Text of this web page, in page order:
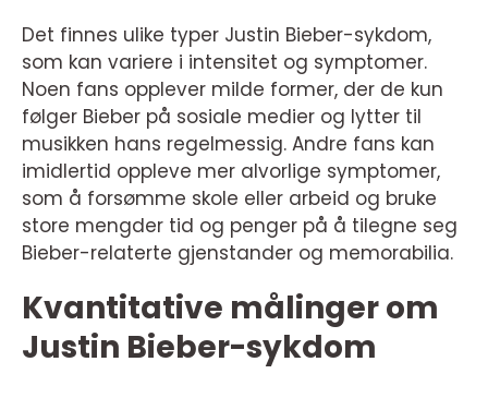
Det finnes ulike typer Justin Bieber-sykdom,
som kan variere i intensitet og symptomer.
Noen fans opplever milde former, der de kun
følger Bieber på sosiale medier og lytter til
musikken hans regelmessig. Andre fans kan
imidlertid oppleve mer alvorlige symptomer,
som å forsømme skole eller arbeid og bruke
store mengder tid og penger på å tilegne seg
Bieber-relaterte gjenstander og memorabilia.
Kvantitative målinger om
Justin Bieber-sykdom